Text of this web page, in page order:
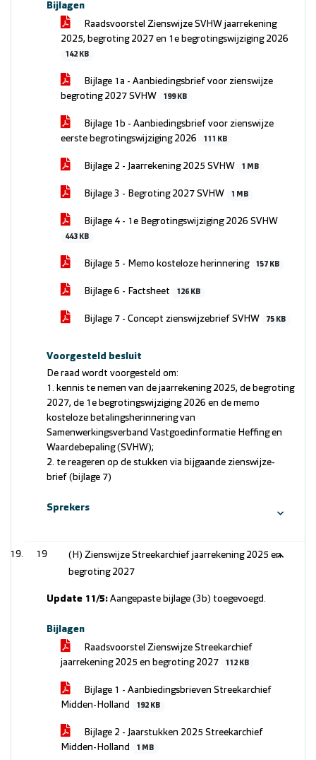
Bijlagen
Raadsvoorstel Zienswijze SVHW jaarrekening
2025, begroting 2027 en 1e begrotingswijziging 2026
142 KB
Bijlage 1a - Aanbiedingsbrief voor zienswijze
begroting 2027 SVHW
199 KB
Bijlage 1b - Aanbiedingsbrief voor zienswijze
eerste begrotingswijziging 2026
111 KB
Bijlage 2 - Jaarrekening 2025 SVHW 1 MB
Bijlage 3 - Begroting 2027 SVHW 1 MB
Bijlage 4 - 1e Begrotingswijziging 2026 SVHW
443 KB
Bijlage 5 - Memo kosteloze herinnering 157 KB
Bijlage 6 - Factsheet 126 KB
Bijlage 7 - Concept zienswijzebrief SVHW 75 KB
Voorgesteld besluit
De raad wordt voorgesteld om:
1. kennis te nemen van de jaarrekening 2025, de begroting
2027, de 1e begrotingswijziging 2026 en de memo
kosteloze betalingsherinnering van
Samenwerkingsverband Vastgoedinformatie Heffing en
Waardebepaling (SVHW);
2. te reageren op de stukken via bijgaande zienswijze-
brief (bijlage 7)
Sprekers
19
(H) Zienswijze Streekarchief jaarrekening 2025 en
begroting 2027
Update 11/5: Aangepaste bijlage (3b) toegevoegd.
Bijlagen
Raadsvoorstel Zienswijze Streekarchief
jaarrekening 2025 en begroting 2027
112 KB
Bijlage 1 - Aanbiedingsbrieven Streekarchief
Midden-Holland
192 KB
Bijlage 2 - Jaarstukken 2025 Streekarchief
Midden-Holland
1 MB